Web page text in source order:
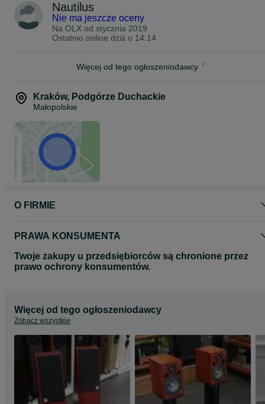
Nautilus
Nie ma jeszcze oceny
Na OLX od stycznia 2019
Ostatnio online dziś o 14:14
Więcej od tego ogłoszeniodawcy
Kraków, Podgórze Duchackie
Małopolskie
O FIRMIE
PRAWA KONSUMENTA
Twoje zakupy u przedsiębiorców są chronione przez
prawo ochrony konsumentów.
Więcej od tego ogłoszeniodawcy
Zobacz wszystkie